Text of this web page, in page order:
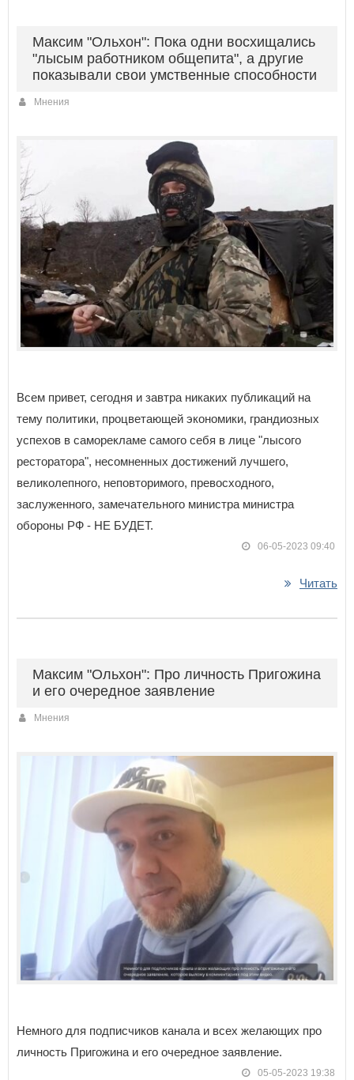
Максим "Ольхон": Пока одни восхищались
"лысым работником общепита", а другие
показывали свои умственные способности
Мнения
Всем привет, сегодня и завтра никаких публикаций на
тему политики, процветающей экономики, грандиозных
успехов в саморекламе самого себя в лице "лысого
ресторатора", несомненных достижений лучшего,
великолепного, неповторимого, превосходного,
заслуженного, замечательного министра министра
обороны РФ - НЕ БУДЕТ.
06-05-2023 09:40
Читать
Максим "Ольхон": Про личность Пригожина
и его очередное заявление
Мнения
Немного для подписчиков канала и всех желающих про
личность Пригожина и его очередное заявление.
05-05-2023 19:38